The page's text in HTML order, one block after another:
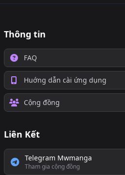
Thông tin
FAQ
Huớng dẫn cài ứng dụng
Cộng đồng
Liên Kết
Telegram Mwmanga
Tham gia cộng đồng